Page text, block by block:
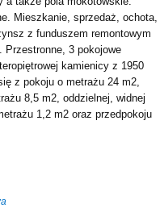
Mieszkanie, sprzedaż, ochota,
z funduszem remontowym
Przestronne, 3 pokojowe
kamienicy z 1950
z pokoju o metrażu 24 m2,
8,5 m2, oddzielnej, widnej
1,2 m2 oraz przedpokoju